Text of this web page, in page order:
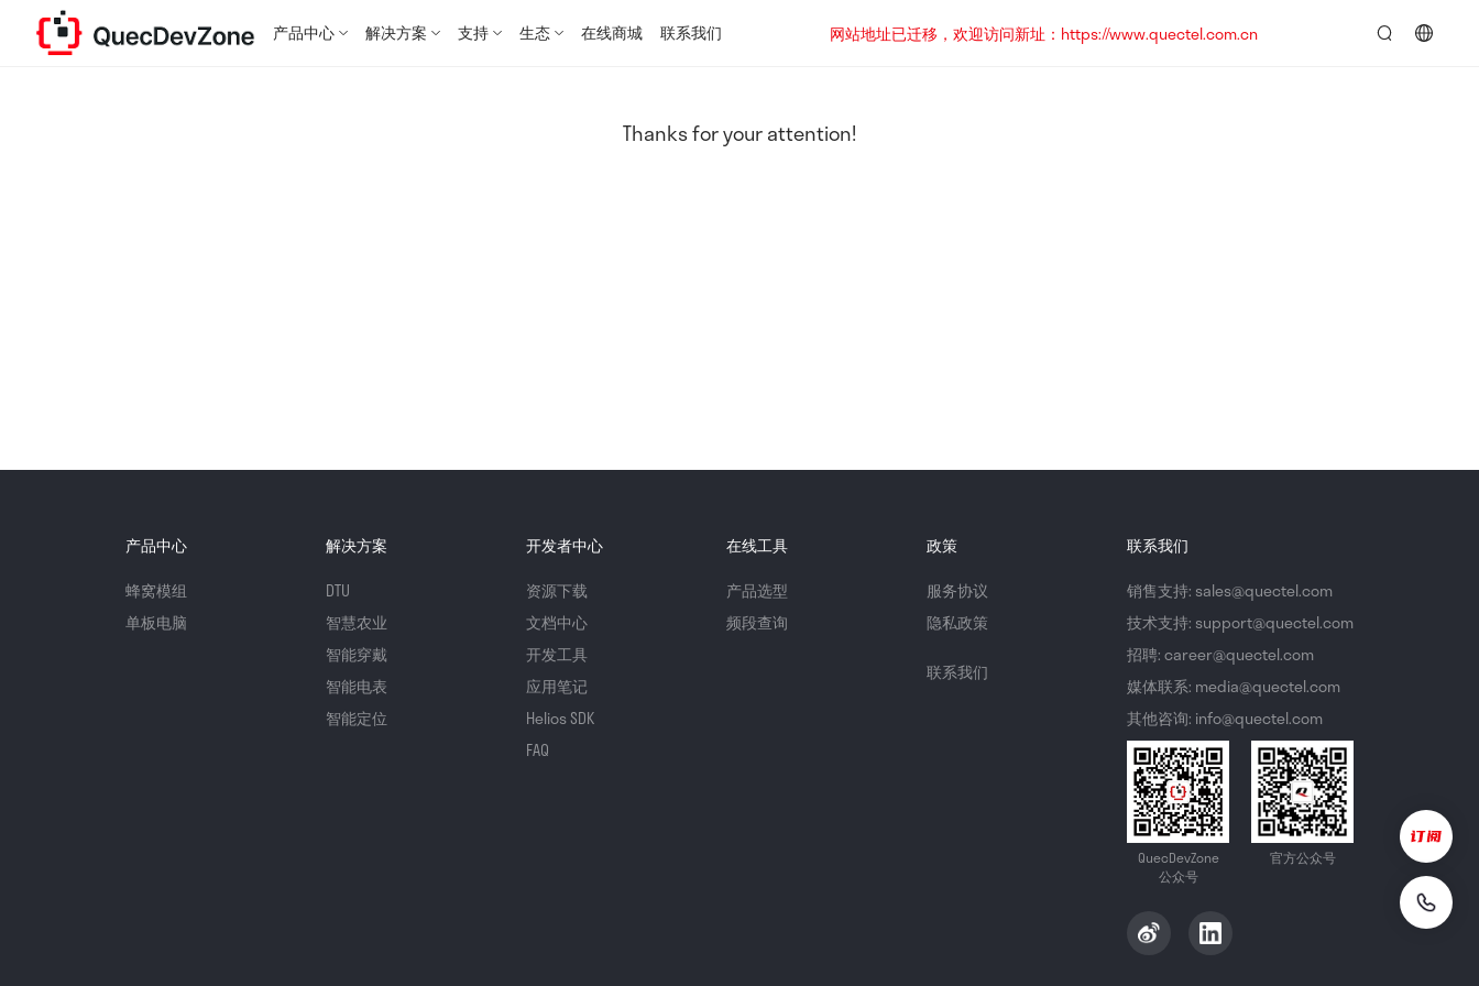
产品中心 解决方案 支持 生态 在线商城 联系我们
网站地址已迁移，欢迎访问新址：https://www.quectel.com.cn
Thanks for your attention!
产品中心
蜂窝模组
单板电脑
解决方案
DTU
智慧农业
智能穿戴
智能电表
智能定位
开发者中心
资源下载
文档中心
开发工具
应用笔记
Helios SDK
FAQ
在线工具
产品选型
频段查询
政策
服务协议
隐私政策
联系我们
联系我们
销售支持: sales@quectel.com
技术支持: support@quectel.com
招聘: career@quectel.com
媒体联系: media@quectel.com
其他咨询: info@quectel.com
QuecDevZone
公众号
官方公众号